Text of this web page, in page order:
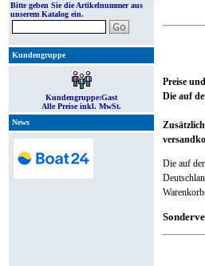
Bitte geben Sie die Artikelnummer aus
unserem Katalog ein.
Kundengruppe
Kundengruppe:Gast
Alle Preise inkl. MwSt.
News
Preise
Die auf
Die auf